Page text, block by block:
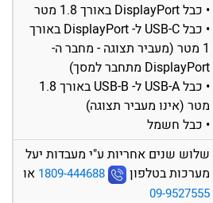
• כבל DisplayPort באורך 1.8 מטר
• כבל USB-C ל- DisplayPort באורך
1 מטר (מעביר תצוגה - מחבר ה-
DisplayPort מתחבר למסך)
• כבל USB-A ל- USB-B באורך 1.8
מטר (אינו מעביר תצוגה)
• כבל חשמל
שלוש שנים אחריות ע"י מעבדות יעל
מערכות בטלפון
1809-444688 או
09-9527555